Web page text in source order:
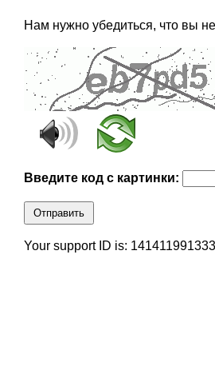
Нам нужно убедиться, что вы
Введите код с картинки:
Отправить
Your support ID is: